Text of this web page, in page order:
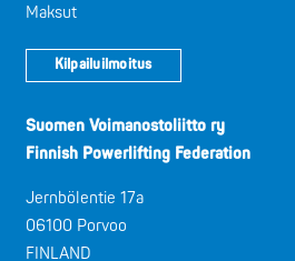
Maksut
Kilpailuilmoitus
Suomen Voimanostoliitto ry
Finnish Powerlifting Federation
Jernbölentie 17a
06100 Porvoo
FINLAND